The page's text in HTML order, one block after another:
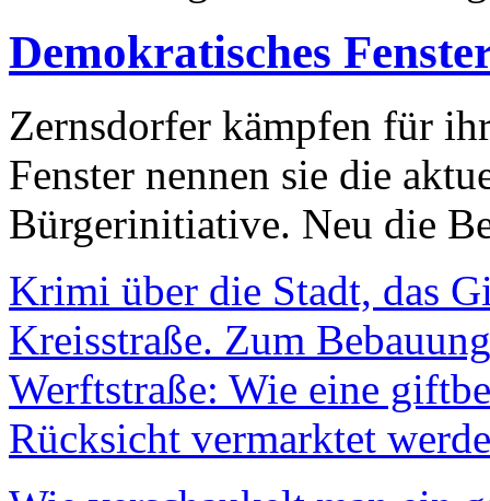
Demokratisches
Zernsdorfer kämpfen für
Fenster nennen sie die
Bürgerinitiative. Neu die
Krimi über die Stadt, das
Kreisstraße. Zum
Werftstraße: Wie eine
Rücksicht vermarktet